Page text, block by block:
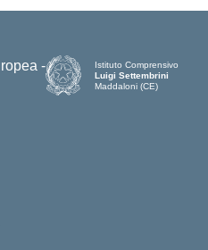
Istituto Comprensivo
Luigi Settembrini
Maddaloni (CE)